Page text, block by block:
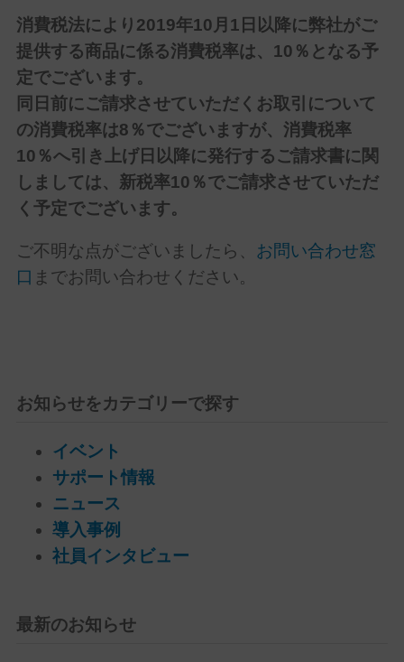
消費税法により2019年10月1日以降に弊社がご
提供する商品に係る消費税率は、10％となる予
定でございます。
同日前にご請求させていただくお取引について
の消費税率は8％でございますが、消費税率
10％へ引き上げ日以降に発行するご請求書に関
しましては、新税率10％でご請求させていただ
く予定でございます。
ご不明な点がございましたら、
お問い合わせ窓
口 までお問い合わせください。
お知らせをカテゴリーで探す
イベント
サポート情報
ニュース
導入事例
社員インタビュー
最新のお知らせ